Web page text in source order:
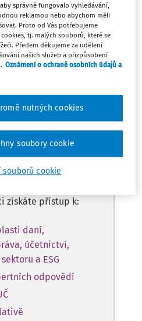
Přihlaste se
je jen pro
se a získejte
ve verzi
10 dní zdarma
získáte přístup k:
daní,
účetnictví,
a ESG
odpovědí
správně fungovalo vyhledávání,
reklamou nebo abychom měli
Proto od Vás potřebujeme
tj. malých souborů, které se
Předem děkujeme za udělení
našich služeb a přizpůsobení
Oznámení o ochraně osobních údajů a
souborů cookie
nutných cookies
soubory cookie